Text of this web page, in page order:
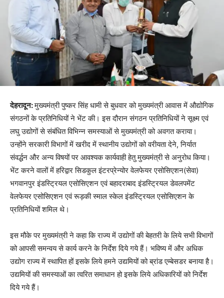
देहरादून:मुख्यमंत्री पुष्कर सिंह धामी से बुधवार को मुख्यमंत्री आवास में औद्योगिक
संगठनों के प्रतिनिधियों ने भेंट की। इस दौरान संगठन प्रतिनिधियों ने सूक्ष्म एवं
लघु उद्योगों से संबंधित विभिन्न समस्याओं से मुख्यमंत्री को अवगत कराया।
उन्होंने सरकारी विभागों में खरीद में स्थानीय उद्योगों को वरीयता देने, निर्यात
संवर्द्धन और अन्य विषयों पर आवश्यक कार्यवाही हेतु मुख्यमंत्री से अनुरोध किया।
भेंट करने वालों में हरिद्वार सिडकुल इंटरप्रेन्योर वेलफेयर एसोसिएशन(सेवा)
भगवानपुर इंडस्ट्रियल एसोसिएशन एवं बहादराबाद इंडस्ट्रियल डेवलपमेंट
वेलफेयर एसोसिएशन एवं रूड़की स्माल स्केल इंडस्ट्रियल एसोसिएशन के
प्रतिनिधियों शमिल थे।
इस मौके पर मुख्यमंत्री ने कहा कि राज्य में उद्योगों की बेहतरी के लिये सभी विभागों
को आपसी समन्वय से कार्य करने के निर्देश दिये गये हैं। भविष्य में और अधिक
उद्योग राज्य में स्थापित हों इसके लिये हमने उद्यमियों को ब्रांड एम्बेसडर बनाया है।
उद्यमियों की समस्याओं का त्वरित समाधान हो इसके लिये अधिकारियों को निर्देश
दिये गये हैं।